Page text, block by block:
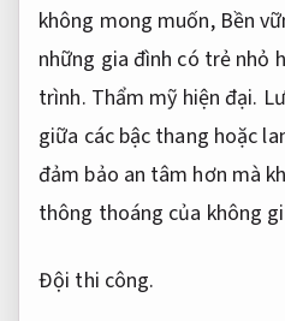
không mong muốn, Bền
những gia đình có trẻ nhỏ
trình. Thẩm mỹ hiện đại.
giữa các bậc thang hoặc
đảm bảo an tâm hơn mà
thông thoáng của không
Đội thi công.